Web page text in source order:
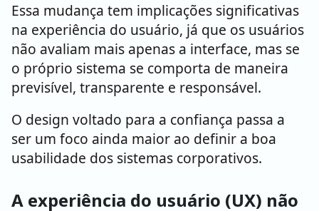
Essa mudança tem implicações significativas
na experiência do usuário, já que os usuários
não avaliam mais apenas a interface, mas se
o próprio sistema se comporta de maneira
previsível, transparente e responsável.
O design voltado para a confiança passa a
ser um foco ainda maior ao definir a boa
usabilidade dos sistemas corporativos.
A experiência do usuário (UX) não